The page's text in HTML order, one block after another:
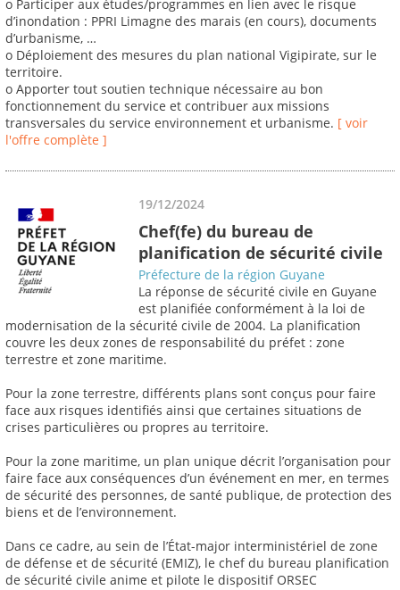
o Participer aux études/programmes en lien avec le risque
d’inondation : PPRI Limagne des marais (en cours), documents
d’urbanisme, …
o Déploiement des mesures du plan national Vigipirate, sur le
territoire.
o Apporter tout soutien technique nécessaire au bon
fonctionnement du service et contribuer aux missions
transversales du service environnement et urbanisme. [ voir
l'offre complète ]
19/12/2024
Chef(fe) du bureau de
planification de sécurité civile
Préfecture de la région Guyane
La réponse de sécurité civile en Guyane
est planifiée conformément à la loi de
modernisation de la sécurité civile de 2004. La planification
couvre les deux zones de responsabilité du préfet : zone
terrestre et zone maritime.
Pour la zone terrestre, différents plans sont conçus pour faire
face aux risques identifiés ainsi que certaines situations de
crises particulières ou propres au territoire.
Pour la zone maritime, un plan unique décrit l’organisation pour
faire face aux conséquences d’un événement en mer, en termes
de sécurité des personnes, de santé publique, de protection des
biens et de l’environnement.
Dans ce cadre, au sein de l’État-major interministériel de zone
de défense et de sécurité (EMIZ), le chef du bureau planification
de sécurité civile anime et pilote le dispositif ORSEC